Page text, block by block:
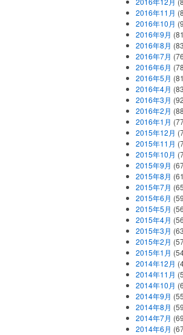
2016年11月
2016年10月
2016年9月
2016年8月
2016年7月
2016年6月
2016年5月
2016年4月
2016年3月
2016年2月
2016年1月
2015年12月
2015年11月
2015年10月
2015年9月
2015年8月
2015年7月
2015年6月
2015年5月
2015年4月
2015年3月
2015年2月
2015年1月
2014年12月
2014年11月
2014年10月
2014年9月
2014年8月
2014年7月
2014年6月